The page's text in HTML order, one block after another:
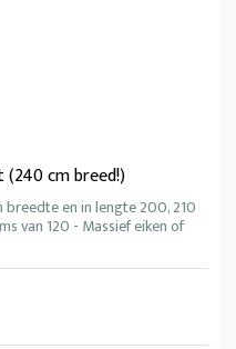
cm breed!)
en in lengte 200, 210
van 120 - Massief eiken of